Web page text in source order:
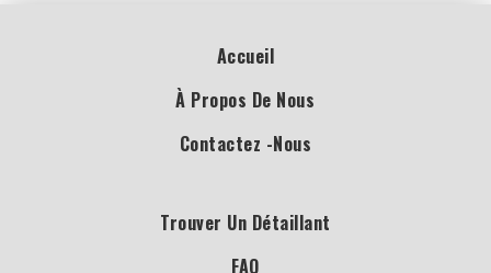
Accueil
À Propos De Nous
Contactez -nous
Trouver Un Détaillant
FAQ